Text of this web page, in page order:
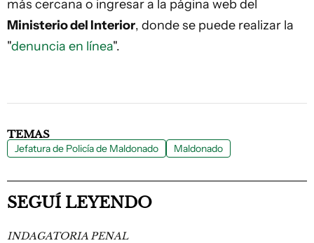
más cercana o ingresar a la página web del
Ministerio del Interior, donde se puede realizar la
"denuncia en línea".
TEMAS
Jefatura de Policía de Maldonado Maldonado
SEGUÍ LEYENDO
INDAGATORIA PENAL